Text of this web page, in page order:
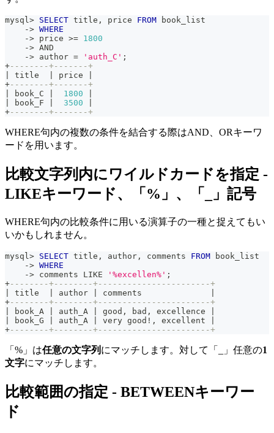
mysql > SELECT title , price FROM book_list
-> WHERE
-> price >= 1800
-> AND
-> author = 'auth_C' ;
+--------+-------+
title price
+--------+-------+
book_C 1800
book_F 3500
+--------+-------+
WHERE句内の複数の条件を結合する際はAND、ORキーワ
ードを用います。
比較文字列内にワイルドカードを指定 -
LIKEキーワード、「%」、「_」記号
WHERE句内の比較条件に用いる演算子の一種と捉えてもい
いかもしれません。
mysql > SELECT title , author , comments FROM book_list
-> WHERE
-> comments LIKE '%excellen%' ;
+--------+--------+-----------------------+
title author comments
+--------+--------+-----------------------+
book_A auth_A good , bad , excellence
book_G auth_A very good ! , excellent
+--------+--------+-----------------------+
「%」は任意の文字列 にマッチします。対して「_」任意の1
文字にマッチします。
比較範囲の指定 - BETWEENキーワー
ド